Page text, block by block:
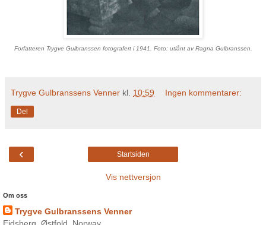
Forfatteren Trygve Gulbranssen fotografert i 1941. Foto: utlånt av Ragna Gulbranssen.
Trygve Gulbranssens Venner kl. 10:59 Ingen kommentarer:
Del
‹ Startsiden
Vis nettversjon
Om oss
Trygve Gulbranssens Venner